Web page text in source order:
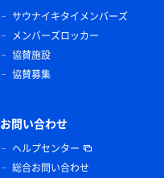
サウナイキタイメンバーズ
メンバーズロッカー
協賛施設
協賛募集
お問い合わせ
ヘルプセンター
総合お問い合わせ